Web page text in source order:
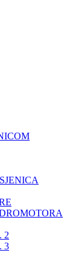
2
3